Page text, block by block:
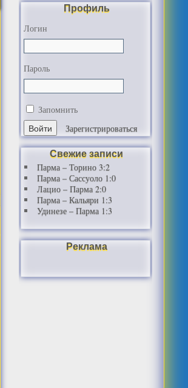
Профиль
Логин
Пароль
Запомнить
Зарегистрироваться
Свежие записи
Парма – Торино 3:2
Парма – Сассуоло 1:0
Лацио – Парма 2:0
Парма – Кальяри 1:3
Удинезе – Парма 1:3
Реклама